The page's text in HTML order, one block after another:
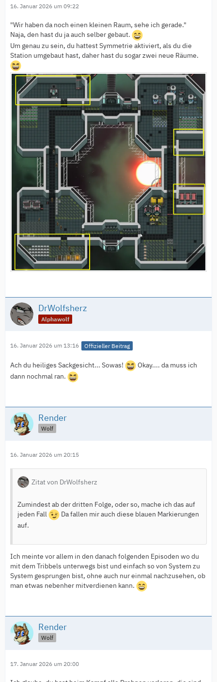
16. Januar 2026 um 09:22
"Wir haben da noch einen kleinen Raum, sehe ich gerade."
Naja, den hast du ja auch selber gebaut.
Um genau zu sein, du hattest Symmetrie aktiviert, als du die
Station umgebaut hast, daher hast du sogar zwei neue Räume.
DrWolfsherz
Alphawolf
16. Januar 2026 um 13:16 Offizieller Beitrag
Ach du heiliges Sackgesicht... Sowas!
Okay.... da muss ich
dann nochmal ran.
Render
Wolf
16. Januar 2026 um 20:15
Zitat von DrWolfsherz
Zumindest ab der dritten Folge, oder so, mache ich das auf
jeden Fall
Da fallen mir auch diese blauen Markierungen
auf.
Ich meinte vor allem in den danach folgenden Episoden wo du
mit dem Tribbels unterwegs bist und einfach so von System zu
System gesprungen bist, ohne auch nur einmal nachzusehen, ob
man etwas nebenher mitverdienen kann.
Render
Wolf
17. Januar 2026 um 20:00